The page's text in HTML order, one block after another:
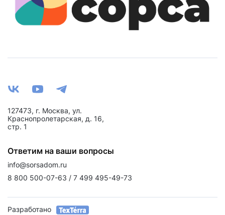
Ответим на ваши вопросы
info@sorsadom.ru
8 800 500-07-63 / 7 499 495-49-73
127473, г. Москва, ул.
Краснопролетарская, д. 16,
стр. 1
Разработано